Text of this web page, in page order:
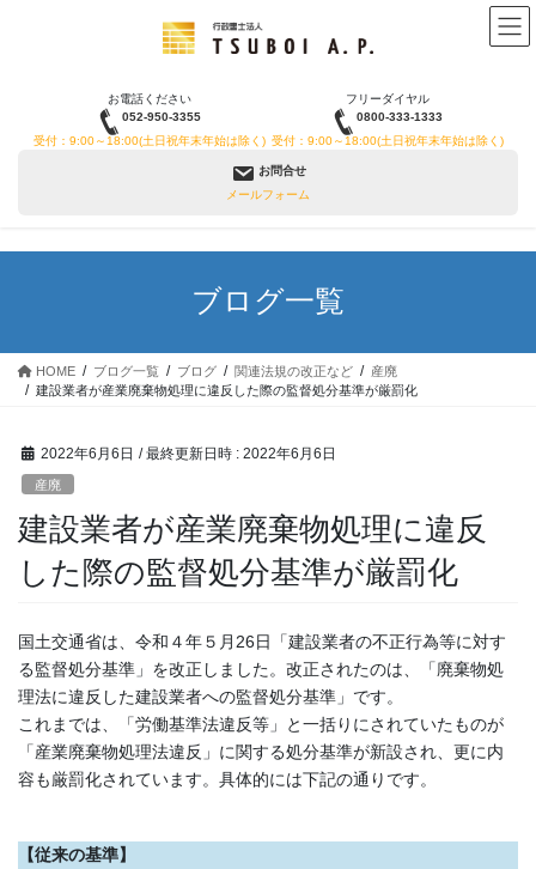
お電話ください
052-950-3355
受付：9:00～18:00(土日祝年末年始は除く)
フリーダイヤル
0800-333-1333
受付：9:00～18:00(土日祝年末年始は除く)
お問合せ
メールフォーム
ブログ一覧
HOME ブログ一覧 ブログ 関連法規の改正など
産廃
建設業者が産業廃棄物処理に違反した際の監督処分基準が厳罰化
2022年6月6日 / 最終更新日時 : 2022年6月6日
産廃
建設業者が産業廃棄物処理に違反
した際の監督処分基準が厳罰化
国土交通省は、令和４年５月26日「建設業者の不正行為等に対す
る監督処分基準」を改正しました。改正されたのは、「廃棄物処
理法に違反した建設業者への監督処分基準」です。
これまでは、「労働基準法違反等」と一括りにされていたものが
「産業廃棄物処理法違反」に関する処分基準が新設され、更に内
容も厳罰化されています。具体的には下記の通りです。
【従来の基準】